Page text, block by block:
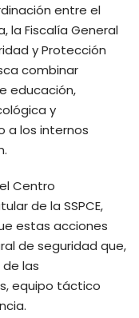
entre el
la Fiscalía General
y Protección
combinar
educación,
y
a los internos
Centro
de la SSPCE,
estas acciones
de seguridad que,
las
equipo táctico